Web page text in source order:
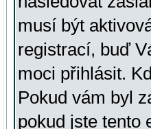
musí být
registrací, buď
moci přihlásit.
Pokud vám byl
pokud jste tento